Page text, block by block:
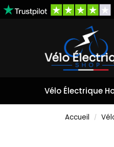
Vélo Électrique
Accueil /